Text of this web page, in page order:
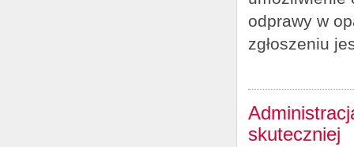
odprawy w
zgłoszeniu
skuteczniej